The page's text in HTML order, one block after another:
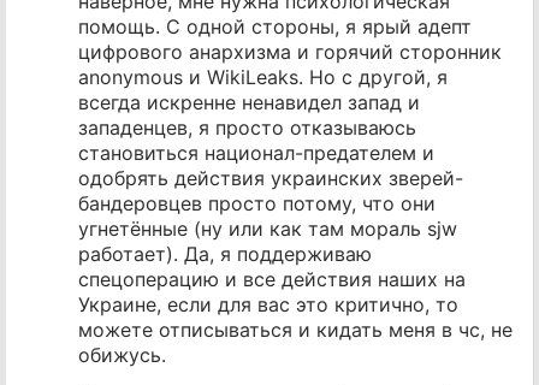
помощь. С одной стороны, я ярый адепт
цифрового анархизма и горячий сторонник
anonymous и WikiLeaks. Но с другой, я
всегда искренне ненавидел запад и
западенцев, я просто отказываюсь
становиться национал-предателем и
одобрять действия украинских зверей-
бандеровцев просто потому, что они
угнетённые (ну или как там мораль sjw
работает). Да, я поддерживаю
спецоперацию и все действия наших на
Украине, если для вас это критично, то
можете отписываться и кидать меня в чс, не
обижусь.